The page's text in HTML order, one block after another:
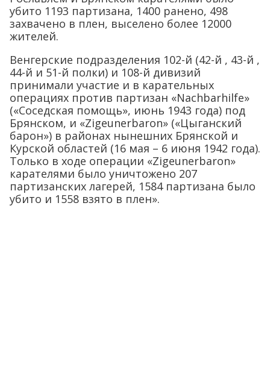
убито 1193 партизана, 1400 ранено, 498
захвачено в плен, выселено более 12000
жителей.
Венгерские подразделения 102-й (42-й , 43-й ,
44-й и 51-й полки) и 108-й дивизий
принимали участие и в карательных
операциях против партизан «Nachbarhilfe»
(«Соседская помощь», июнь 1943 года) под
Брянском, и «Zigeunerbaron» («Цыганский
барон») в районах нынешних Брянской и
Курской областей (16 мая – 6 июня 1942 года).
Только в ходе операции «Zigeunerbaron»
карателями было уничтожено 207
партизанских лагерей, 1584 партизана было
убито и 1558 взято в плен».